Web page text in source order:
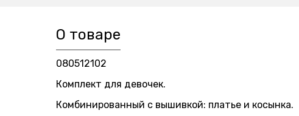
О товаре
080512102
Комплект для девочек.
Комбинированный с вышивкой: платье и косынка.